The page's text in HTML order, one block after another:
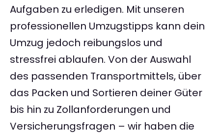
Aufgaben zu erledigen. Mit unseren
professionellen Umzugstipps kann dein
Umzug jedoch reibungslos und
stressfrei ablaufen. Von der Auswahl
des passenden Transportmittels, über
das Packen und Sortieren deiner Güter
bis hin zu Zollanforderungen und
Versicherungsfragen – wir haben die